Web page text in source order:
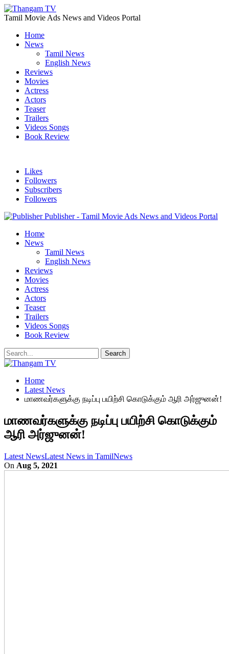
Tamil Movie Ads News and Videos Portal
Home
News
Tamil News
English News
Reviews
Movies
Actress
Actors
Teaser
Trailers
Videos Songs
Book Review
Likes
Followers
Subscribers
Followers
Publisher - Tamil Movie Ads News and Videos Portal
Home
News
Tamil News
English News
Reviews
Movies
Actress
Actors
Teaser
Trailers
Videos Songs
Book Review
Home
Latest News
மாணவர்களுக்கு நடிப்பு பயிற்சி கொடுக்கும் ஆரி அர்ஜுனன்!
மாணவர்களுக்கு நடிப்பு பயிற்சி கொடுக்கும்
ஆரி அர்ஜுனன்!
Latest NewsLatest News in TamilNews
On Aug 5, 2021